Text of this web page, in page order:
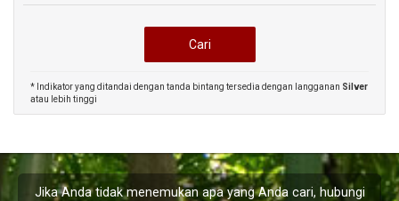
* Indikator yang ditandai dengan tanda bintang tersedia dengan langganan Silver
atau lebih tinggi
Jika Anda tidak menemukan apa yang Anda cari, hubungi